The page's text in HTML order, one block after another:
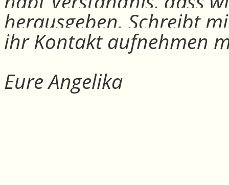
herausgeben. Schreibt
ihr Kontakt aufnehmen
Eure Angelika